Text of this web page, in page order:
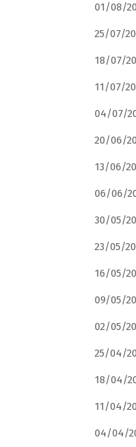
01/08/
25/07/
18/07/
11/07/
04/07/
20/06/
13/06/
06/06/
30/05/
23/05/
16/05/
09/05/
02/05/
25/04/
18/04/
11/04/
04/04/